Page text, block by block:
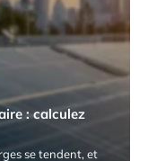
: calculez
se tendent, et